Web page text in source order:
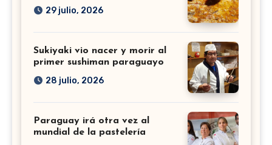
29 julio, 2026
Sukiyaki vio nacer y morir al
primer sushiman paraguayo
28 julio, 2026
Paraguay irá otra vez al
mundial de la pastelería